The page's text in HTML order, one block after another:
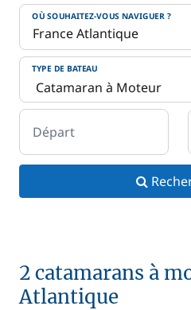
OÙ SOUHAITEZ-VOUS NAVIGUER ?
TYPE DE BATEAU
Départ
2 catamarans à
Atlantique